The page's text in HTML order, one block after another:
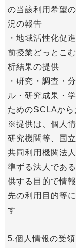
の当該利用希望
況の報告
・地域活性化促
前授業どっとこ
析結果の提供
・研究・調査・
ル・研究成果・
ためのSCLAか
※提供は、個人
研究機関等、国
共同利用機関法
準ずる法人であ
供する目的で情
先の利用目的等
す
5.個人情報の受